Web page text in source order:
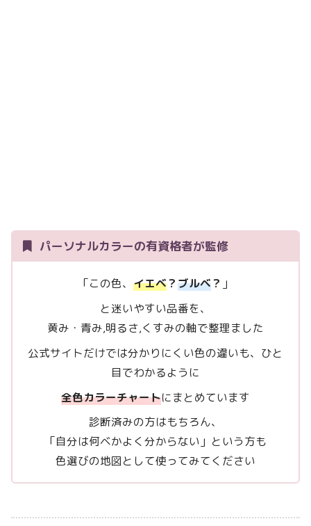
パーソナルカラーの有資格者が監修
「この色、 イエベ？ブルベ？ 」
と迷いやすい品番を、
黄み・青み,明るさ,くすみの軸で整理ました
公式サイトだけでは分かりにくい色の違いも、ひと
目でわかるように
全色カラーチャートにまとめています
診断済みの方はもちろん、
「自分は何ベかよく分からない」という方も
色選びの地図として使ってみてください